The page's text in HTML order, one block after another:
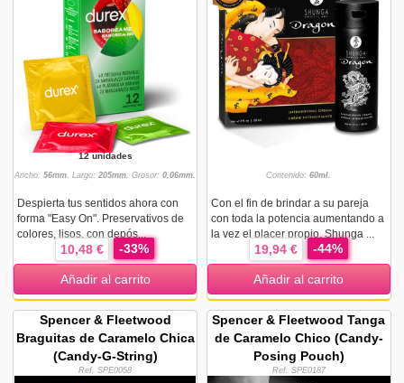
12 unidades
Ancho:56mm. Largo:205mm. Grosor:0,06mm.
Despierta tus sentidos ahora con
forma "Easy On". Preservativos de
colores, lisos, con depós...
10,48 € -33%
Añadir al carrito
Contenido:60ml.
Con el fin de brindar a su pareja
con toda la potencia aumentando a
la vez el placer propio, Shunga ...
19,94 € -44%
Añadir al carrito
Spencer & Fleetwood
Braguitas de Caramelo Chica
(Candy-G-String)
Ref. SPE0058
Spencer & Fleetwood Tanga
de Caramelo Chico (Candy-
Posing Pouch)
Ref. SPE0187